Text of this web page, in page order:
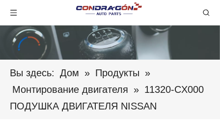
Вы здесь: Дом » Продукты »
Монтирование двигателя » 11320-CX000
ПОДУШКА ДВИГАТЕЛЯ NISSAN